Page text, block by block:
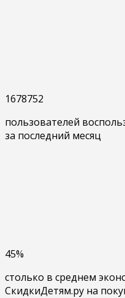
1678752
пользователей
за последний месяц
45%
столько в среднем
СкидкиДетям.ру на